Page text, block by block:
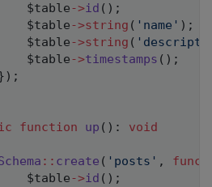
$table->id ( ) ;
$table->string ( 'name' ) ;
$table->string (
$table->timestamps ( ) ;
) ;
function up ( ) :
void
:: create ( 'posts' ,
$table->id ( ) ;